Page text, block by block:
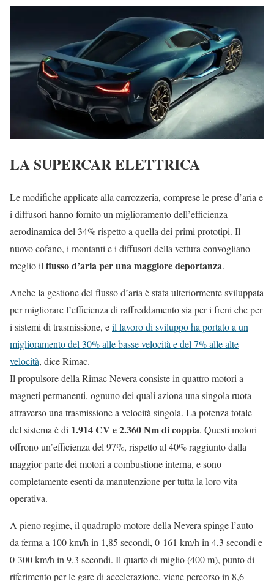
LA SUPERCAR ELETTRICA
Le modifiche applicate alla carrozzeria, comprese le prese d’aria e
i diffusori hanno fornito un miglioramento dell’efficienza
aerodinamica del 34% rispetto a quella dei primi prototipi. Il
nuovo cofano, i montanti e i diffusori della vettura convogliano
meglio ilflusso d’aria per una maggiore deportanza.
Anche la gestione del flusso d’aria è stata ulteriormente sviluppata
per migliorare l’efficienza di raffreddamento sia per i freni che per
i sistemi di trasmissione, eil lavoro di sviluppo ha portato a un
miglioramento del 30% alle basse velocità e del 7% alle alte
velocità, dice Rimac.
Il propulsore della Rimac Nevera consiste in quattro motori a
magneti permanenti, ognuno dei quali aziona una singola ruota
attraverso una trasmissione a velocità singola. La potenza totale
del sistema è di 1.914 CV e 2.360 Nm di coppia. Questi motori
offrono un’efficienza del 97%, rispetto al 40% raggiunto dalla
maggior parte dei motori a combustione interna, e sono
completamente esenti da manutenzione per tutta la loro vita
operativa.
A pieno regime, il quadruplo motore della Nevera spinge l’auto
da ferma a 100 km/h in 1,85 secondi, 0-161 km/h in 4,3 secondi e
0-300 km/h in 9,3 secondi. Il quarto di miglio (400 m), punto di
riferimento per le gare di accelerazione, viene percorso in 8,6